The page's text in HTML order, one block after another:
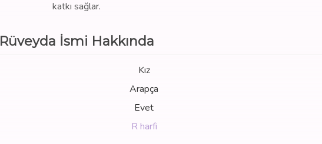
katkı sağlar.
Rüveyda İsmi Hakkında
Kız
Arapça
Evet
R harfi